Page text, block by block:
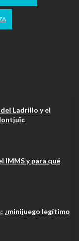
Ladrillo y el
IMMS y para qué
¿minijuego legítimo